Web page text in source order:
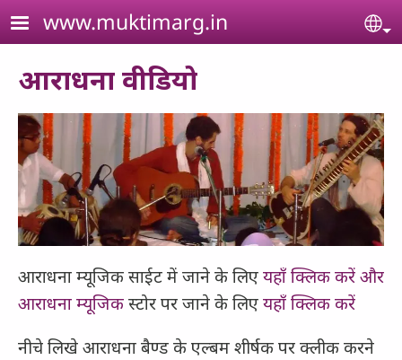
Skip to main content
www.muktimarg.in
आराधना वीडियो
आराधना म्यूजिक साईट में जाने के लिएयहाँ क्लिक करें और
आराधना म्यूजिकस्टोर पर जाने के लिएयहाँ क्लिक करें
नीचे लिखे आराधना बैण्ड के एल्बम शीर्षक पर क्लीक करने